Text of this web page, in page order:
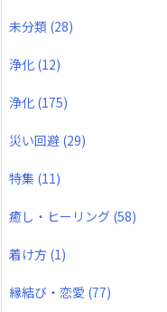
未分類 (28)
浄化 (12)
浄化 (175)
災い回避 (29)
特集 (11)
癒し・ヒーリング (58)
着け方 (1)
縁結び・恋愛 (77)